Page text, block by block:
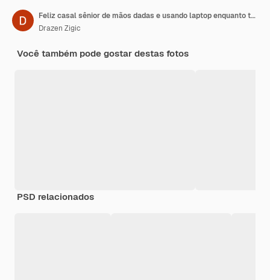
Feliz casal sênior de mãos dadas e usando laptop enquanto tem uma reunião com consultor financeiro no escritório Homem sênior está apontando algo no laptop
Drazen Zigic
Você também pode gostar destas fotos
PSD relacionados